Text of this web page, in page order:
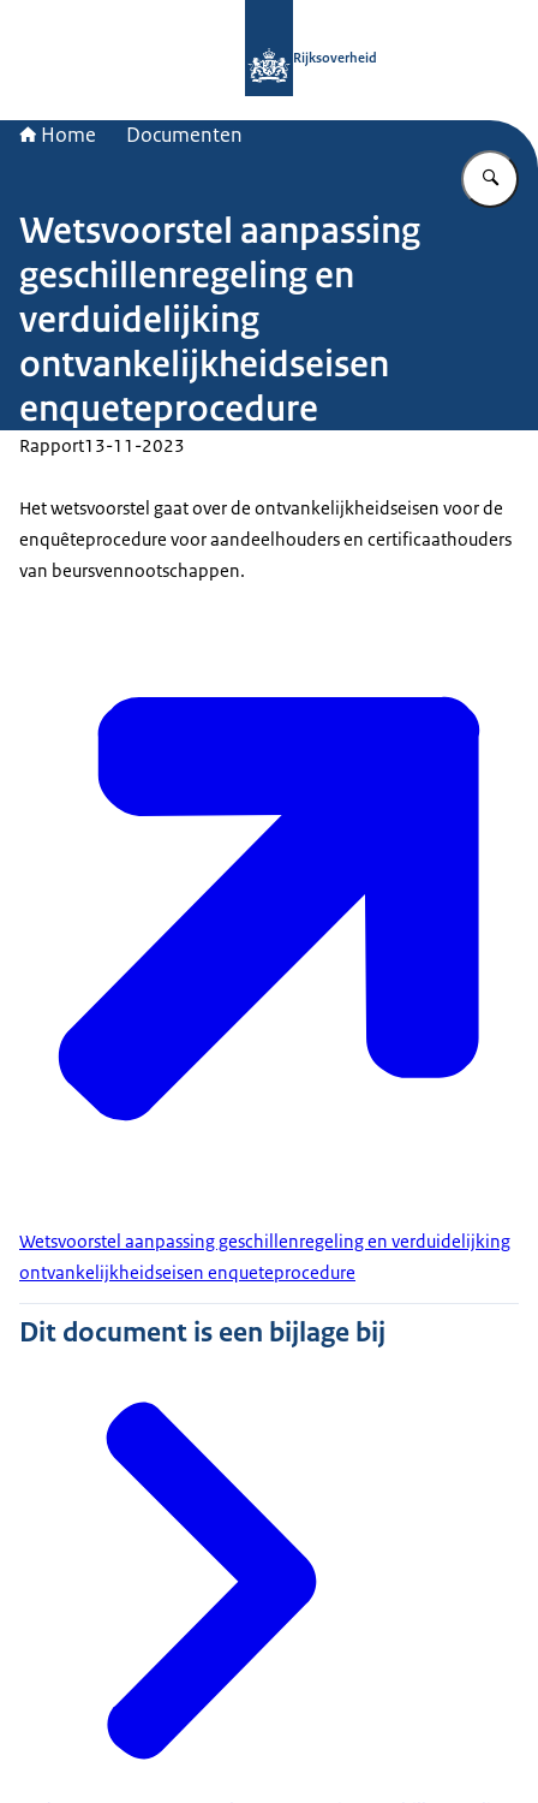
Rijksoverheid
Home Documenten
Wetsvoorstel aanpassing
geschillenregeling en
verduidelijking
ontvankelijkheidseisen
enqueteprocedure
Rapport13-11-2023
Het wetsvoorstel gaat over de ontvankelijkheidseisen voor de
enquêteprocedure voor aandeelhouders en certificaathouders
van beursvennootschappen.
Wetsvoorstel aanpassing geschillenregeling en verduidelijking
ontvankelijkheidseisen enqueteprocedure
Dit document is een bijlage bij